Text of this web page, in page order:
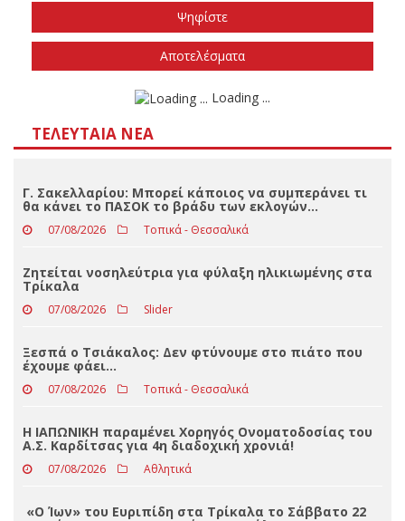
Το φθινόπωρο του 2026
Την άνοιξη του 2027
Δεν ξέρω/δεν απαντώ
ΤΕΛΕΥΤΑΊΑ ΝΈΑ
Γ. Σακελλαρίου: Μπορεί κάποιος να συμπεράνει τι
θα κάνει το ΠΑΣΟΚ το βράδυ των εκλογών…
07/08/2026 Τοπικά - Θεσσαλικά
Ζητείται νοσηλεύτρια για φύλαξη ηλικιωμένης στα
Τρίκαλα
07/08/2026 Slider
Ξεσπά ο Τσιάκαλος: Δεν φτύνουμε στο πιάτο που
έχουμε φάει…
07/08/2026 Τοπικά - Θεσσαλικά
Η ΙΑΠΩΝΙΚΗ παραμένει Χορηγός Ονοματοδοσίας του